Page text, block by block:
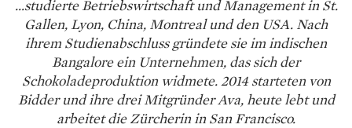
…studierte Betriebswirtschaft und Management in St.
Gallen, Lyon, China, Montreal und den USA. Nach
ihrem Studienabschluss gründete sie im indischen
Bangalore ein Unternehmen, das sich der
Schokoladeproduktion widmete. 2014 starteten von
Bidder und ihre drei Mitgründer Ava, heute lebt und
arbeitet die Zürcherin in San Francisco.